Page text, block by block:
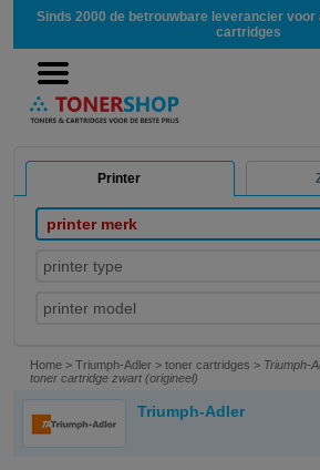
Sinds 2000 de betrouwbare leverancier
cartridges
Printer
printer merk
printer type
printer model
Home > Triumph-Adler > toner cartridges > Triumph-
toner cartridge zwart (origineel)
Triumph-Adler